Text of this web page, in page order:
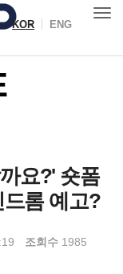
KOR ENG
요?' 숏폼
드롬 예고?
조회수 1985